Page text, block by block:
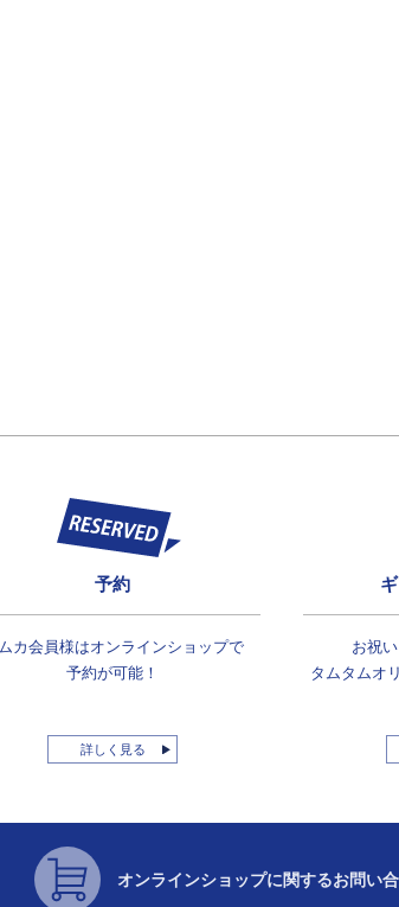
予約
カ会員様はオンラインショップで
予約が可能！
詳しく見る
お祝
タムタムオ
オンラインショップに関するお問い